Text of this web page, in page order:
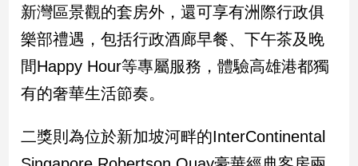
命
理
消
費
健
子/
感
新灣區景觀的套房外，還可享有洲際行政俱
樂部禮遇，包括行政酒廊早餐、下午茶及晚
間Happy Hour等專屬服務，體驗高雄港都獨
有的奢華生活節奏。
二獎則為位於新加坡河畔的InterContinental